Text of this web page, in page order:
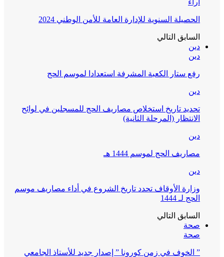
آراء
الحصيلة السنوية للإدارة العامة للأمن الوطني 2024
السابق التالي
دين
دين
رفع ستار الكعبة المشرفة استعدادا لموسم الحج
دين
تحديد تاريخ استخلاص مصاريف الحج للمسجلين في لوائح
الانتظار (المرحلة الثانية)
دين
مصاريف الحج لموسم 1444 هـ
دين
وزارة الأوقاف تحدد تاريخ الشروع في أداء مصاريف موسم
الحج لـ 1444
السابق التالي
صحة
صحة
” الخوف في زمن كورونا ” إصدار جديد للأستاذ الجامعي